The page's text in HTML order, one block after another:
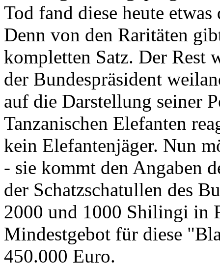
Tod fand diese heute
Denn von den Raritäten
kompletten Satz. Der Rest
der Bundespräsident
auf die Darstellung seiner
Tanzanischen Elefanten
kein Elefantenjäger. Nun
- sie kommt den Angaben
der Schatzschatullen des
2000 und 1000 Shilingi in
Mindestgebot für diese
450.000 Euro.